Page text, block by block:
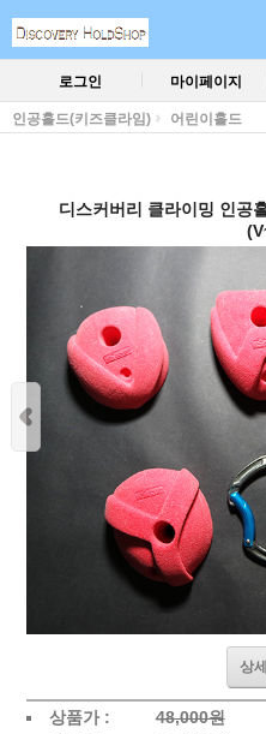
로그인 마이페이지
인공홀드(키즈클라임) 어린이홀드
디스커버리 클라이밍 인공
상
상품가 :
48,000원